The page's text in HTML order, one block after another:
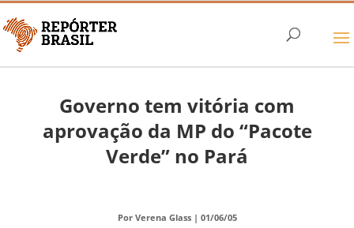
Governo tem vitória com
aprovação da MP do “Pacote
Verde” no Pará
Por Verena Glass | 01/06/05